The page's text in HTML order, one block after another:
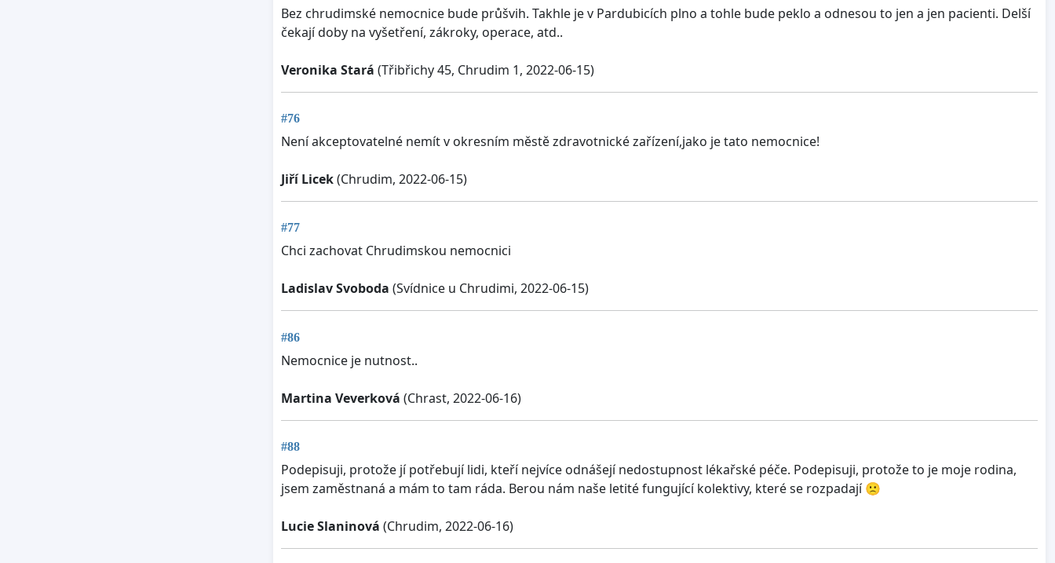
Bez chrudimské nemocnice bude průšvih. Takhle je v Pardubicích plno a tohle bude peklo a odnesou to jen a jen pacienti. Delší
čekají doby na vyšetření, zákroky, operace, atd..
Veronika Stará (Třibřichy 45, Chrudim 1, 2022-06-15)
#76
Není akceptovatelné nemít v okresním městě zdravotnické zařízení,jako je tato nemocnice!
Jiří Licek(Chrudim, 2022-06-15)
#77
Chci zachovat Chrudimskou nemocnici
Ladislav Svoboda (Svídnice u Chrudimi, 2022-06-15)
#86
Nemocnice je nutnost..
Martina Veverková (Chrast, 2022-06-16)
#88
Podepisuji, protože jí potřebují lidi, kteří nejvíce odnášejí nedostupnost lékařské péče. Podepisuji, protože to je moje rodina,
jsem zaměstnaná a mám to tam ráda. Berou nám naše letité fungující kolektivy, které se rozpadají 🙁
Lucie Slaninová (Chrudim, 2022-06-16)